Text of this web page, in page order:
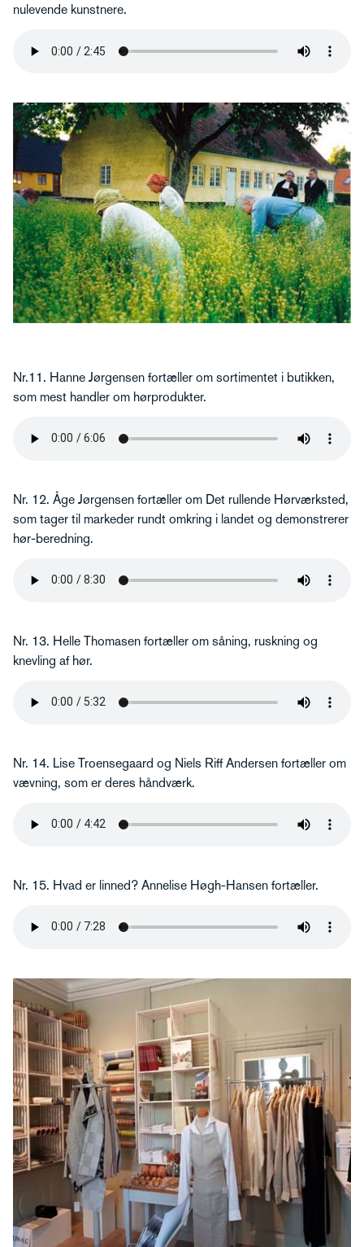
nulevende kunstnere.
Nr.11. Hanne Jørgensen fortæller om sortimentet i butikken,
som mest handler om hørprodukter.
Nr. 12. Åge Jørgensen fortæller om Det rullende Hørværksted,
som tager til markeder rundt omkring i landet og demonstrerer
hør-beredning.
Nr. 13. Helle Thomasen fortæller om såning, ruskning og
knevling af hør.
Nr. 14. Lise Troensegaard og Niels Riff Andersen fortæller om
vævning, som er deres håndværk.
Nr. 15. Hvad er linned? Annelise Høgh-Hansen fortæller.